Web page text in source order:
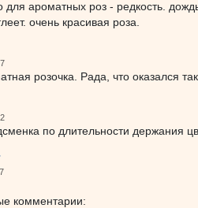
для ароматных роз - редкость.
очень красивая роза.
розочка. Рада, что оказался
по длительности держания
комментарии: